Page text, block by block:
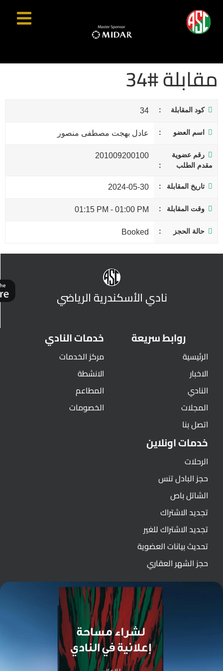
مقابلة #34
كود المقابلة 34
اسم العضو عادل بهجت مصطفى منصور
رقم عضوية
مقدم الطلب
201009200100
تاريخ المقابلة 2024-05-30
وقت المقابلة 01:00 PM
-
01:15 PM
حالة الحجز Booked
نادي الأسكندرية الرياضي
روابط سريعة
الرئيسية
الاخبار
النادي
المجلات
اتصل بنا
خدمات النادي
مركز الخدمات
الانشطة
المطاعم
الخصومات
خدمات اونلاين
الرحلات
حجز البادل تنس
الشاتل باص
تجديد الاشتراك
تجديد الاشتراك للغير
تحديث بيانات العضوية
حجز الشهر العقاري